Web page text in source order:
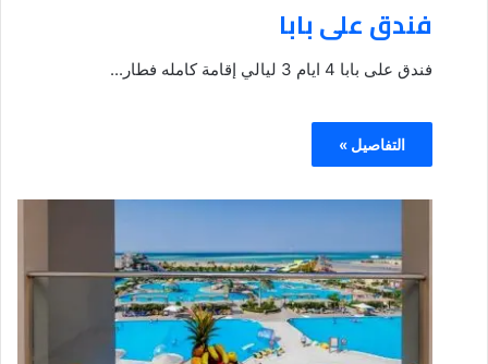
فندق على بابا
فندق على بابا 4 ايام 3 ليالي إقامة كامله فطار...
التفاصيل »